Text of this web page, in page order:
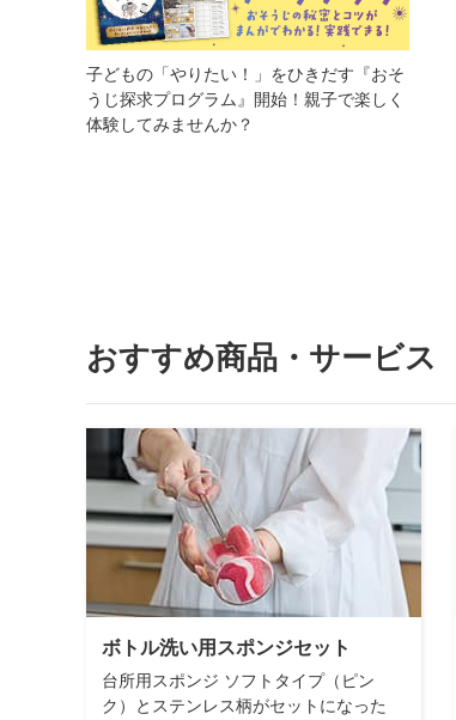
子どもの「やりたい！」をひきだす『おそ
うじ探求プログラム』開始！親子で楽しく
体験してみませんか？
おすすめ商品・サービス
ボトル洗い用スポンジセット
台所用スポンジ ソフトタイプ（ピン
ク）とステンレス柄がセットになった